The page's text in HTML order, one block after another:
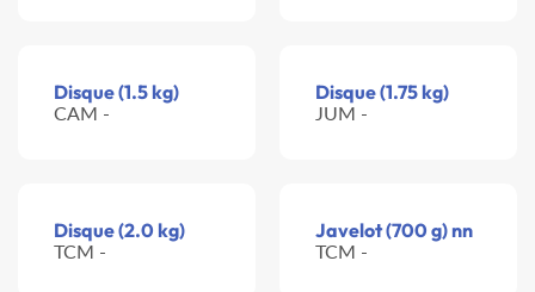
Disque (1.5 kg)
CAM -
Disque (1.75 kg)
JUM -
Disque (2.0 kg)
TCM -
Javelot (700 g) nn
TCM -